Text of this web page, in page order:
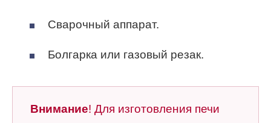
Сварочный аппарат.
Болгарка или газовый резак.
Внимание! Для изготовления печи